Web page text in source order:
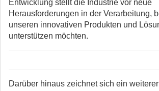
Entwicklung stellt die Industrie vor neue
Herausforderungen in der Verarbeitung,
unseren innovativen Produkten und
unterstützen möchten.
Darüber hinaus zeichnet sich ein